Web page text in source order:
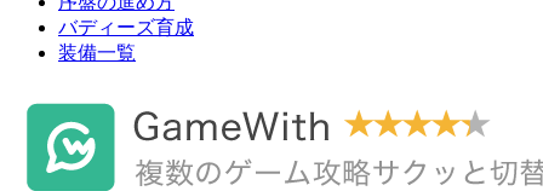
バディーズ育成
装備一覧